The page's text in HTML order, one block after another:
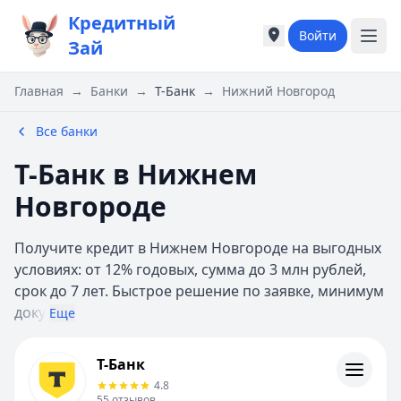
Кредитный
Зай
Города России
Москва
Красноярск
М
Москва
Новосибирск
Города России
Москва
Красноярск
М
Москва
Новосибирск
Войти
Главная → Банки → Т-Банк → Нижний Новгород
Все банки
Т-Банк в Нижнем
Новгороде
Получите кредит в Нижнем Новгороде на выгодных
условиях: от 12% годовых, сумма до 3 млн рублей,
срок до 7 лет. Быстрое решение по заявке, минимум
доку Еще
Кредиты
Кредитные карты
Т-Банк
4.8